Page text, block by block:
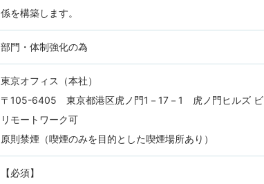
係を構築します。
部門・体制強化の為
東京オフィス（本社）
〒105-6405 東京都港区虎ノ門1－17－1 虎ノ門ヒルズ ビ
リモートワーク可
原則禁煙（喫煙のみを目的とした喫煙場所あり）
【必須】